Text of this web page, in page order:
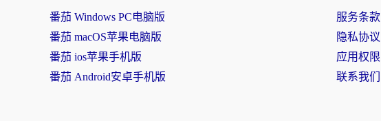
番茄 Windows PC电脑版
番茄 macOS苹果电脑版
番茄 ios苹果手机版
番茄 Android安卓手机版
服务条款
隐私协议
应用权限
联系我们